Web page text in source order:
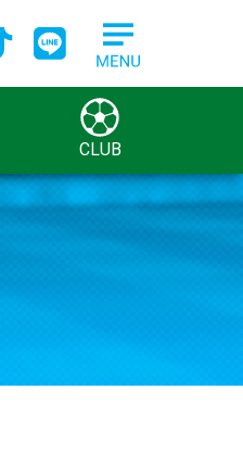
CLUB